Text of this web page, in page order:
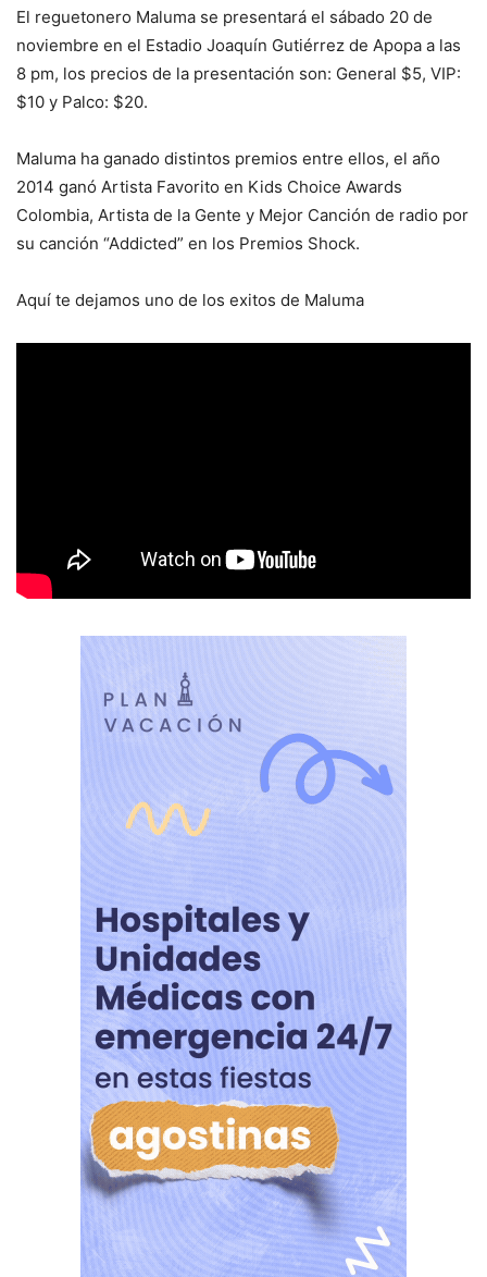
El reguetonero Maluma se presentará el sábado 20 de
noviembre en el Estadio Joaquín Gutiérrez de Apopa a las
8 pm, los precios de la presentación son: General $5, VIP:
$10 y Palco: $20.
Maluma ha ganado distintos premios entre ellos, el año
2014 ganó Artista Favorito en Kids Choice Awards
Colombia, Artista de la Gente y Mejor Canción de radio por
su canción “Addicted” en los Premios Shock.
Aquí te dejamos uno de los exitos de Maluma